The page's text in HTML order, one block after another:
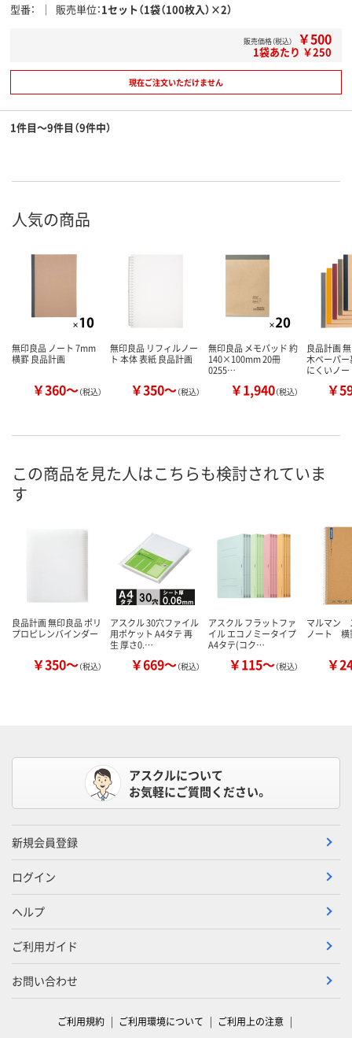
型番 販売単位 1セット（1袋（100枚入）×2）
販売価格（税込） ￥500
1袋あたり ￥250
現在ご注文いただけません
1件目～9件目（9件中）
人気の商品
無印良品 ノート 7mm
横罫 良品計画
￥360～（税込）
無印良品 リフィルノー
ト 本体 表紙 良品計画
￥350～（税込）
無印良品 メモパッド 約
140×100mm 20冊
0255…
￥1,940（税込）
良品計画
木ペーパ
にくいノー
￥
この商品を見た人はこちらも検討されていま
す
良品計画 無印良品 ポリ
プロピレンバインダー
￥350～（税込）
アスクル 30穴ファイル
用ポケット A4タテ 再
生 厚さ0.…
￥669～（税込）
アスクル フラットファ
イル エコノミータイプ
A4タテ(コク…
￥115～（税込）
マルマン
ノート 横
￥
アスクルについて
お気軽にご質問ください。
新規会員登録
ログイン
ヘルプ
ご利用ガイド
お問い合わせ
ご利用規約 ご利用環境について
ご利用上の注意